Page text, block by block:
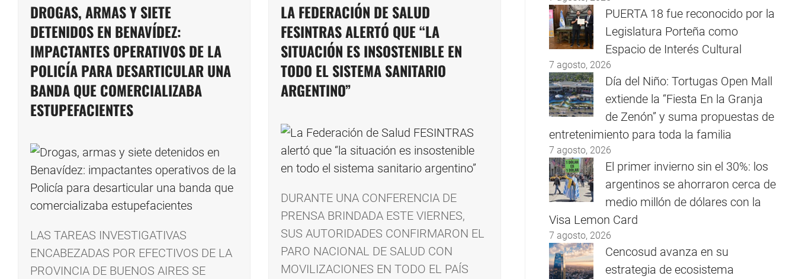
DROGAS, ARMAS Y SIETE
DETENIDOS EN BENAVÍDEZ:
IMPACTANTES OPERATIVOS DE LA
POLICÍA PARA DESARTICULAR UNA
BANDA QUE COMERCIALIZABA
ESTUPEFACIENTES
LAS TAREAS INVESTIGATIVAS
ENCABEZADAS POR EFECTIVOS DE LA
PROVINCIA DE BUENOS AIRES SE
LA FEDERACIÓN DE SALUD
FESINTRAS ALERTÓ QUE “LA
SITUACIÓN ES INSOSTENIBLE EN
TODO EL SISTEMA SANITARIO
ARGENTINO”
DURANTE UNA CONFERENCIA DE
PRENSA BRINDADA ESTE VIERNES,
SUS AUTORIDADES CONFIRMARON EL
PARO NACIONAL DE SALUD CON
MOVILIZACIONES EN TODO EL PAÍS
PUERTA 18 fue reconocido por la
Legislatura Porteña como
Espacio de Interés Cultural
7 agosto, 2026
Día del Niño: Tortugas Open Mall
extiende la “Fiesta En la Granja
de Zenón” y suma propuestas de
entretenimiento para toda la familia
7 agosto, 2026
El primer invierno sin el 30%: los
argentinos se ahorraron cerca de
medio millón de dólares con la
Visa Lemon Card
7 agosto, 2026
Cencosud avanza en su
estrategia de ecosistema